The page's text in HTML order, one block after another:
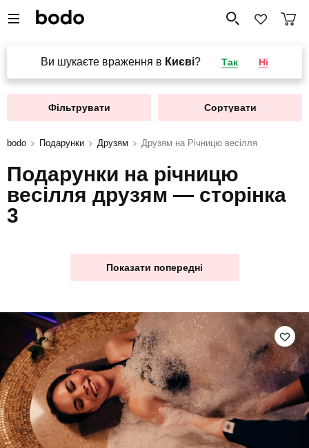
Ви шукаєте враження в Києві? Так Ні
Фільтрувати Сортувати
bodo Подарунки Друзям Друзям на Річницю весілля
Подарунки на річницю
весілля друзям — сторінка
3
Показати попередні